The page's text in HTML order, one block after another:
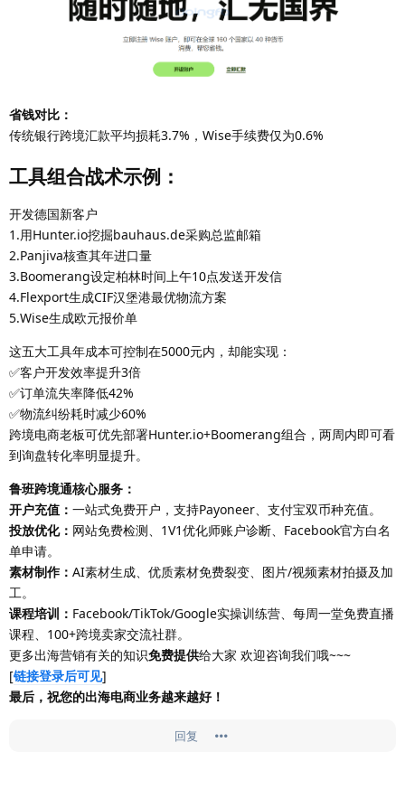
省钱对比：
传统银行跨境汇款平均损耗3.7%，Wise手续费仅为0.6%
工具组合战术示例：
开发德国新客户
1.用Hunter.io挖掘bauhaus.de采购总监邮箱
2.Panjiva核查其年进口量
3.Boomerang设定柏林时间上午10点发送开发信
4.Flexport生成CIF汉堡港最优物流方案
5.Wise生成欧元报价单
这五大工具年成本可控制在5000元内，却能实现：
✅客户开发效率提升3倍
✅订单流失率降低42%
✅物流纠纷耗时减少60%
跨境电商老板可优先部署Hunter.io+Boomerang组合，两周内即可看
到询盘转化率明显提升。
鲁班跨境通核心服务：
开户充值： 一站式免费开户，支持Payoneer、支付宝双币种充值。
投放优化： 网站免费检测、1V1优化师账户诊断、Facebook官方白名
单申请。
素材制作： AI素材生成、优质素材免费裂变、图片/视频素材拍摄及加
工。
课程培训： Facebook/TikTok/Google实操训练营、每周一堂免费直播
课程、100+跨境卖家交流社群。
更多出海营销有关的知识免费提供给大家 欢迎咨询我们哦~~~
[链接登录后可见]
最后，祝您的出海电商业务越来越好！
回复